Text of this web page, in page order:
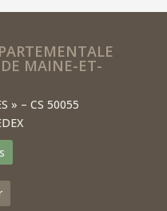
DE MAINE-ET-
» – CS 50055